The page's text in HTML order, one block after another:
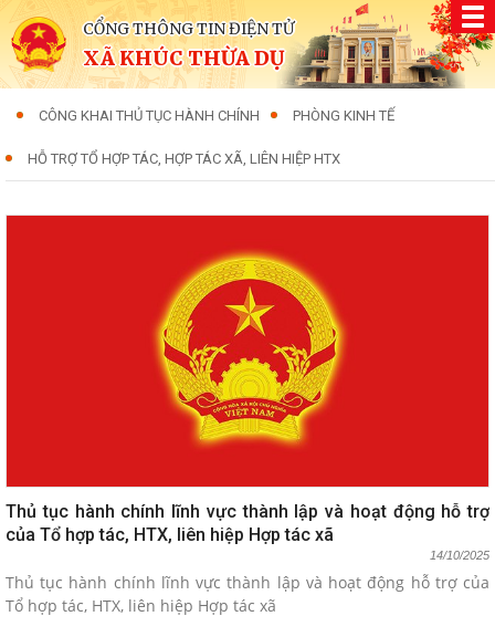
CỔNG THÔNG TIN ĐIỆN TỬ
XÃ KHÚC THỪA DỤ
CÔNG KHAI THỦ TỤC HÀNH CHÍNH PHÒNG KINH TẾ
HỖ TRỢ TỔ HỢP TÁC, HỢP TÁC XÃ, LIÊN HIỆP HTX
Thủ tục hành chính lĩnh vực thành lập và hoạt động hỗ trợ
của Tổ hợp tác, HTX, liên hiệp Hợp tác xã
14/10/2025
Thủ tục hành chính lĩnh vực thành lập và hoạt động hỗ trợ của
Tổ hợp tác, HTX, liên hiệp Hợp tác xã